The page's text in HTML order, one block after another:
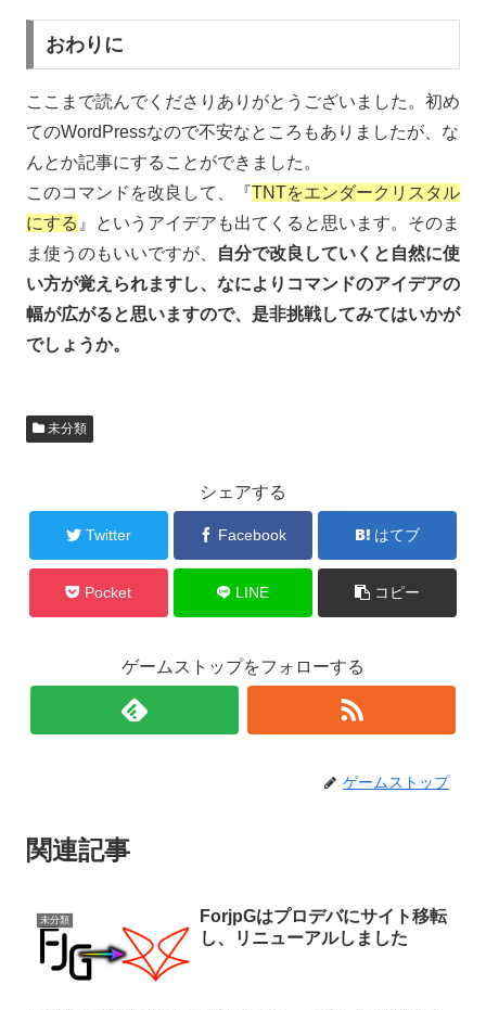
おわりに
ここまで読んでくださりありがとうございました。初め
てのWordPressなので不安なところもありましたが、な
んとか記事にすることができました。
このコマンドを改良して、『TNTをエンダークリスタル
にする 』というアイデアも出てくると思います。そのま
ま使うのもいいですが、
自分で改良していくと自然に使
い方が覚えられますし、なによりコマンドのアイデアの
幅が広がると思いますので、是非挑戦してみてはいかが
でしょうか。
未分類
シェアする
Twitter Facebook はてブ
Pocket LINE コピー
ゲームストップをフォローする
ゲームストップ
関連記事
未分類
ForjpGはプロデバにサイト移転
し、リニューアルしました